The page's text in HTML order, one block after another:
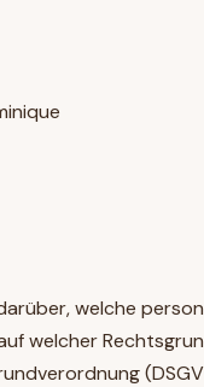
welche
welcher